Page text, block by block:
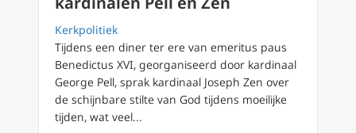
Kerkpolitiek
Tijdens een diner ter ere van emeritus paus
Benedictus XVI, georganiseerd door kardinaal
George Pell, sprak kardinaal Joseph Zen over
de schijnbare stilte van God tijdens moeilijke
tijden, wat veel...